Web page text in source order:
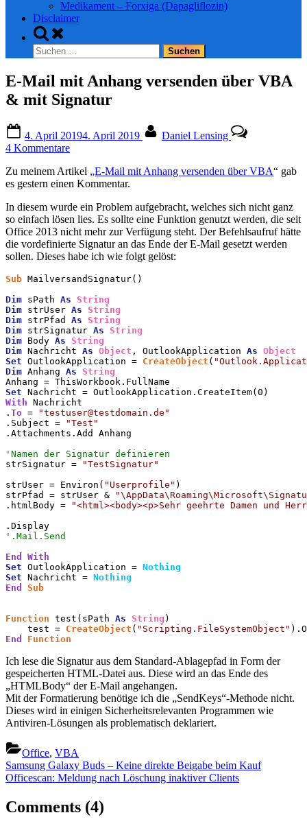
Medikament – Forxiga (Dapagliflozin)
Disclaimer
Toggle
search
form
Suchen
nach:
E-Mail mit Anhang versenden über VBA
& mit Signatur
on
4. April 20194. April 2019
Daniel Lensing
4 Kommentarezu
Mail
mit
versenden
über
VBA
&
mit
Zu meinem Artikel „E-Mail mit Anhang versenden über VBA“ gab
es gestern einen Kommentar.
In diesem wurde ein Problem aufgebracht, welches sich nicht ganz
so einfach lösen lies. Es sollte eine Funktion genutzt werden, die seit
Office 2013 nicht mehr zur Verfügung steht. Der Befehlsaufruf hätte
die vordefinierte Signatur an das Ende der E-Mail gesetzt werden
sollen. Dieses habe ich wie folgt gelöst:
Sub MailversandSignatur()
Dim sPath As
String
Dim strUser As
String
Dim strPfad As
String
Dim strSignatur As
String
Dim Body As
String
Dim Nachricht As Object , OutlookApplication As Object
Set OutlookApplication = CreateObject (
Dim Anhang As
String
Set
With Nachricht
. To =
"testuser@testdomain.de"
.Subject =
"Test"
.Attachments.Add Anhang
'Namen der Signatur definieren
strSignatur =
"TestSignatur"
strUser = Environ( "Userprofile" )
strPfad = strUser &
.htmlBody =
"<html><body><p>Sehr geehrte Damen und
'.Mail.Send
End
With
Set OutlookApplication = Nothing
Set Nachricht = Nothing
End
Sub
Function test(sPath As String )
    test =
CreateObject ( "Scripting.FileSystemObject"
End
Function
Ich lese die Signatur aus dem Standard-Ablagepfad in Form der
gespeicherten HTML-Datei aus. Diese wird an das Ende des
„HTMLBody“ der E-Mail angehangen.
Mit der Formatierung benötige ich die „SendKeys“-Methode nicht.
Dieses wird in einigen Sicherheitsrelevanten Programmen wie
Antiviren-Lösungen als problematisch deklariert.
Office, VBA
Beitragsnavigation
Previous
Post:
Samsung Galaxy Buds – Keine direkte Beigabe beim Kauf
Next
Officescan: Meldung nach Löschung inaktiver Clients
Comments (4)